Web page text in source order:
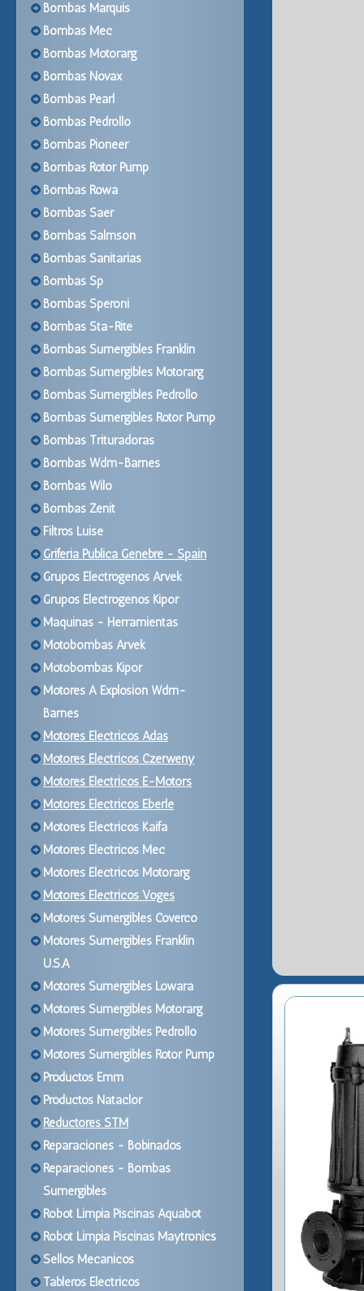
Bombas Marquis
Bombas Mec
Bombas Motorarg
Bombas Novax
Bombas Pearl
Bombas Pedrollo
Bombas Pioneer
Bombas Rotor Pump
Bombas Rowa
Bombas Saer
Bombas Salmson
Bombas Sanitarias
Bombas Sp
Bombas Speroni
Bombas Sta-Rite
Bombas Sumergibles Franklin
Bombas Sumergibles Motorarg
Bombas Sumergibles Pedrollo
Bombas Sumergibles Rotor Pump
Bombas Trituradoras
Bombas Wdm-Barnes
Bombas Wilo
Bombas Zenit
Filtros Luise
Griferia Publica Genebre - Spain
Grupos Electrogenos Arvek
Grupos Electrogenos Kipor
Maquinas - Herramientas
Motobombas Arvek
Motobombas Kipor
Motores A Explosion Wdm-
Barnes
Motores Electricos Adas
Motores Electricos Czerweny
Motores Electricos E-Motors
Motores Electricos Eberle
Motores Electricos Kaifa
Motores Electricos Mec
Motores Electricos Motorarg
Motores Electricos Voges
Motores Sumergibles Coverco
Motores Sumergibles Franklin
U.S.A
Motores Sumergibles Lowara
Motores Sumergibles Motorarg
Motores Sumergibles Pedrollo
Motores Sumergibles Rotor Pump
Productos Emm
Productos Nataclor
Reductores STM
Reparaciones - Bobinados
Reparaciones - Bombas
Sumergibles
Robot Limpia Piscinas Aquabot
Robot Limpia Piscinas Maytronics
Sellos Mecanicos
Tableros Electricos